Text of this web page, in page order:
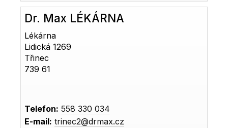
Dr. Max LÉKÁRNA
Lékárna
Lidická 1269
Třinec
739 61
Telefon: 558 330 034
E-mail: trinec2@drmax.cz